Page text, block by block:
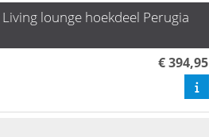
lounge hoekdeel Perugia
€ 394,95